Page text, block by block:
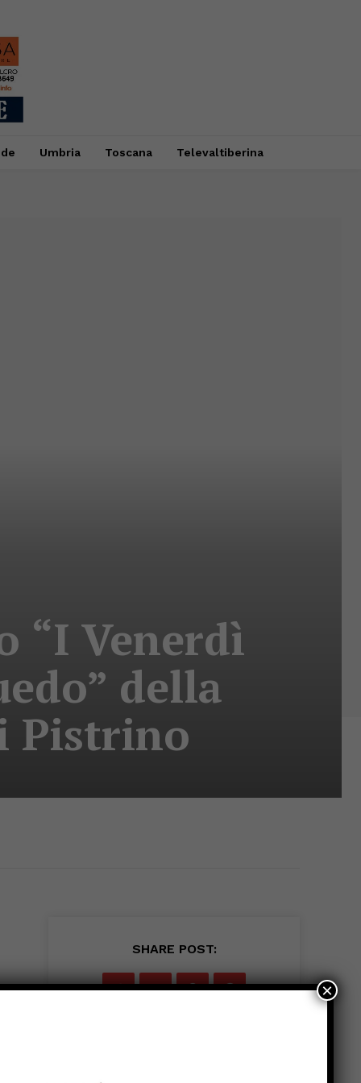
Umbria Toscana Televaltiberina
“I Venerdì
della
Pistrino
SHARE POST:
×